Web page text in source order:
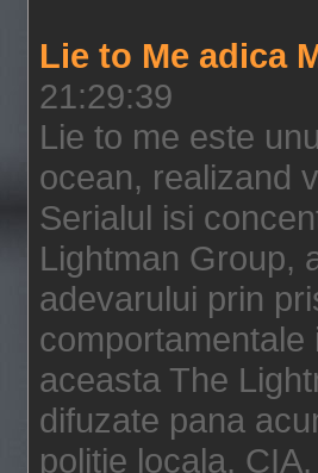
Lie to Me adica
21:29:39
Lie to me este
ocean, realizand
Serialul isi
Lightman Group,
adevarului prin
comportamentale
aceasta The
difuzate pana
politie locala,